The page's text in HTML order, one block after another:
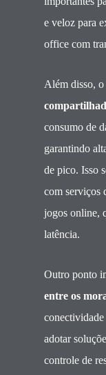
e veloz para
office com
Além disso, o
consumo de
garantindo
de pico. Isso
com serviços
jogos online,
latência.
Outro ponto
entre os
adotar
controle de